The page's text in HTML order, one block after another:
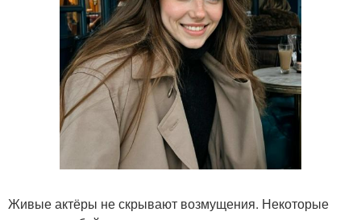
Живые актёры не скрывают возмущения. Некоторые